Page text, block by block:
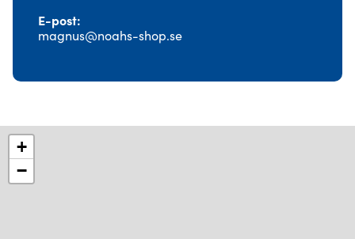
E-post
magnus@noahs-shop.se
+
−